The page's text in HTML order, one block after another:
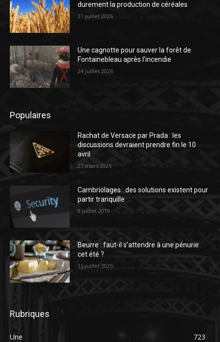
durement la production de céréales
31 juillet 2026
Une cagnotte pour sauver la forêt de
Fontainebleau après l’incendie
24 juillet 2026
Populaires
Rachat de Versace par Prada : les
discussions devraient prendre fin le 10
avril
27 mars 2025
Cambriolages : des solutions existent pour
partir tranquille
9 juillet 2019
Beurre : faut-il s’attendre à une pénurie
cet été ?
15 juillet 2025
Rubriques
Une
723